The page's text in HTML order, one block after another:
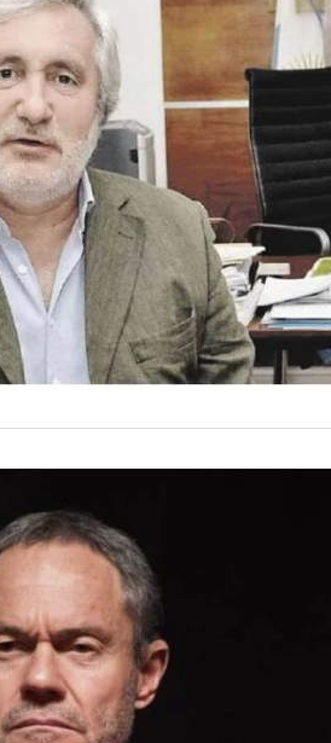
FdT no consigue
Conte Grand
Los días pasan y, luego del
político al procurador
que todavía no hay fecha clara
alguna…
byLa Contracara1 de febrero de 2022
Mesa judicial
formación y
En el marco de la causa por el
Inteligencia (AFI) Cristina
federal Ernesto Kreplak, donde
intendente de La Plata, Julio
La Contracara